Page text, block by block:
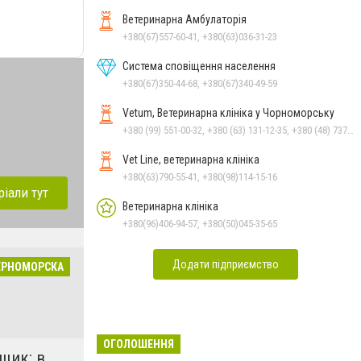
тут
Ветеринарна Амбулаторія
+380(67)557-60-41, +380(63)036-31-23
Система сповіщення населення
+380(67)350-44-68, +380(67)340-49-59
Vetum, Ветеринарна клініка у Чорноморську
Vet Line, ветеринарна клініка
+380(63)790-55-41, +380(98)114-15-16
Ветеринарна клініка
+380(96)406-94-57, +380(50)045-35-65
Додати підприємство
ОГОЛОШЕННЯ